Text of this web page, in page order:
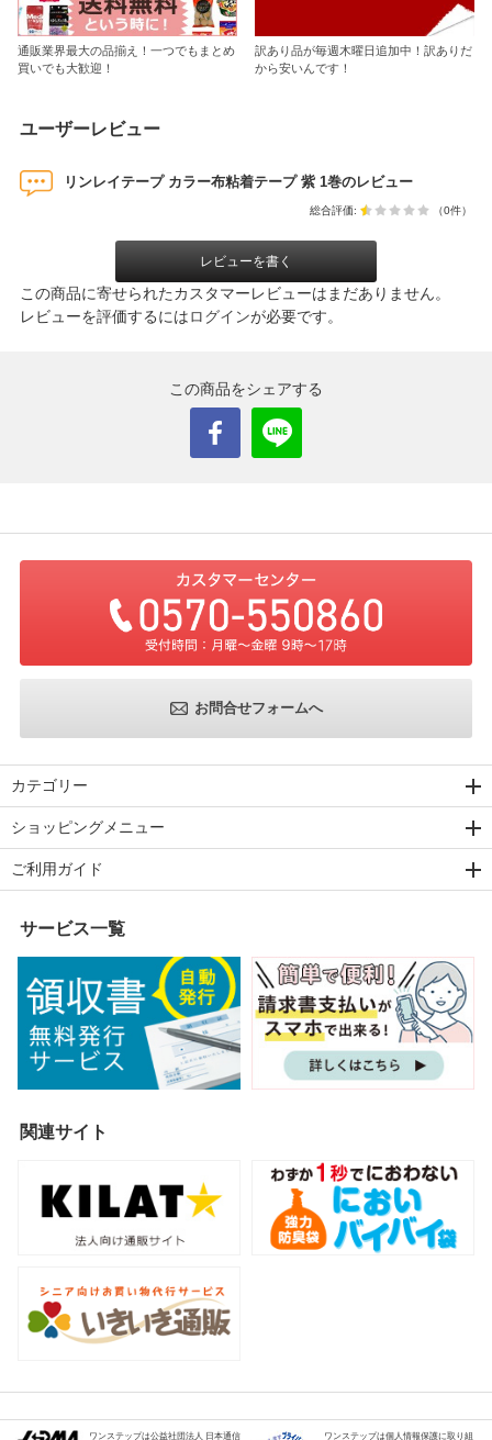
通販業界最大の品揃え！一つでもまとめ
買いでも大歓迎！
訳あり品が毎週木曜日追加中！訳ありだ
から安いんです！
ユーザーレビュー
リンレイテープ カラー布粘着テープ 紫 1巻のレビュー
総合評価: （0件）
レビューを書く
この商品に寄せられたカスタマーレビューはまだありません。
レビューを評価するにはログインが必要です。
この商品をシェアする
お問合せフォームへ
カテゴリー
ショッピングメニュー
ご利用ガイド
サービス一覧
関連サイト
ワンステップは公益社団法人 日本通信 ワンステップは個人情報保護に取り組